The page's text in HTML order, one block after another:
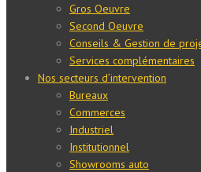
Gros Oeuvre
Second Oeuvre
Conseils & Gestion de
Services complémentaires
Nos secteurs d’intervention
Bureaux
Commerces
Industriel
Institutionnel
Showrooms auto